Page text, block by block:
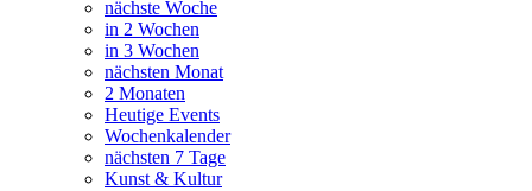
nächste Woche
in 2 Wochen
in 3 Wochen
nächsten Monat
2 Monaten
Heutige Events
Wochenkalender
nächsten 7 Tage
Kunst & Kultur